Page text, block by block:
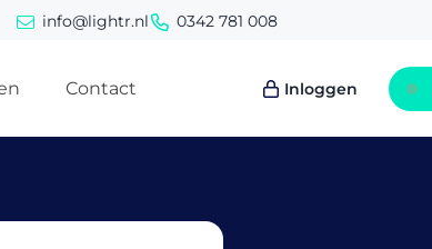
info@lightr.nl 0342 781 008
Contact Inloggen